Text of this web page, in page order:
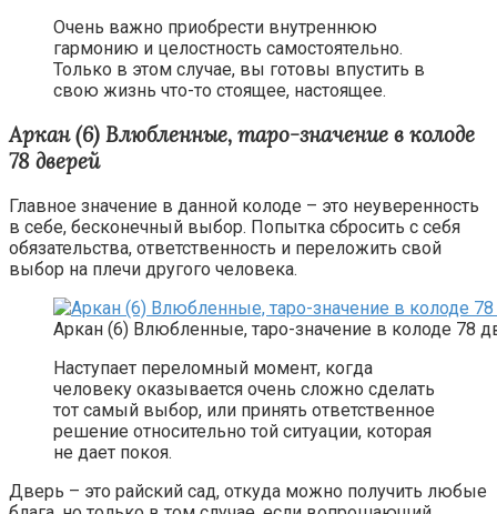
Очень важно приобрести внутреннюю
гармонию и целостность самостоятельно.
Только в этом случае, вы готовы впустить в
свою жизнь что-то стоящее, настоящее.
Аркан (6) Влюбленные, таро-значение в колоде
78 дверей
Главное значение в данной колоде – это неуверенность
в себе, бесконечный выбор. Попытка сбросить с себя
обязательства, ответственность и переложить свой
выбор на плечи другого человека.
Аркан (6) Влюбленные, таро-значение в колоде 78
Наступает переломный момент, когда
человеку оказывается очень сложно сделать
тот самый выбор, или принять ответственное
решение относительно той ситуации, которая
не дает покоя.
Дверь – это райский сад, откуда можно получить любые